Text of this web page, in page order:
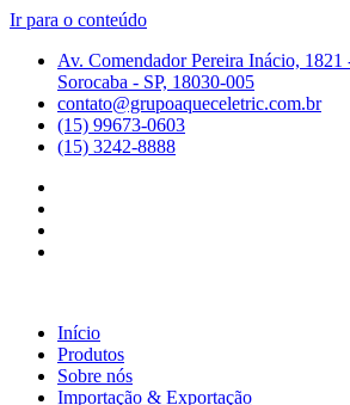
Ir para o conteúdo
Av. Comendador Pereira Inácio, 1821
Sorocaba - SP, 18030-005
contato@grupoaqueceletric.com.br
(15) 99673-0603
(15) 3242-8888
Início
Produtos
Sobre nós
Importação & Exportação